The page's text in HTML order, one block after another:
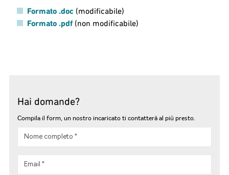
Formato .doc (modificabile)
Formato .pdf(non modificabile)
Hai domande?
Compila il form, un nostro incaricato ti contatterà al più presto.